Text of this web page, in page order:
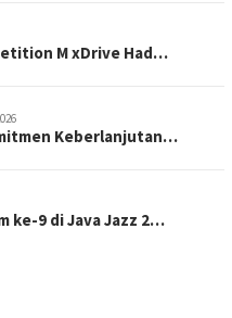
M xDrive Had…
Keberlanjutan…
ke-9 di Java Jazz 2…